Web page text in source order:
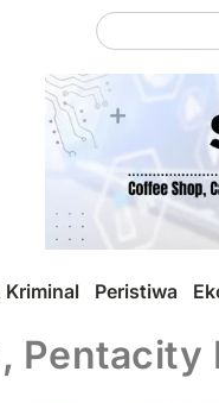
Kriminal Peristiwa
Pentacity